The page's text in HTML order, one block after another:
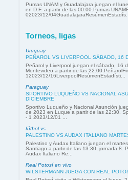
Pumas UNAM y Guadalajara juegan el
en D.F. a partir de las 00:00.Pumas
02023/12/04GuadalajaraResúmenEstadís...
Torneos, ligas
Uruguay
PEÑAROL VS LIVERPOOL SÁBADO, 16
Peñarol y Liverpool juegan el sábado, 16
Montevideo a partir de las
12023/12/16LiverpoolResúmenEstadísti...
Paraguay
SPORTIVO LUQUEÑO VS NACIONAL
DICIEMBRE
Sportivo Luqueño y Nacional Asunción
de 2023 en Luque a partir de las 22:30.
- 1 2023/12/01 ...
fútbol vs
PALESTINO VS AUDAX ITALIANO
Palestino y Audax Italiano juegan el
Santiago a partir de las 13:30, jornada 8.
Audax Italiano Re...
Real Potosí en vivo
WILSTERMANN JUEGA CON REAL